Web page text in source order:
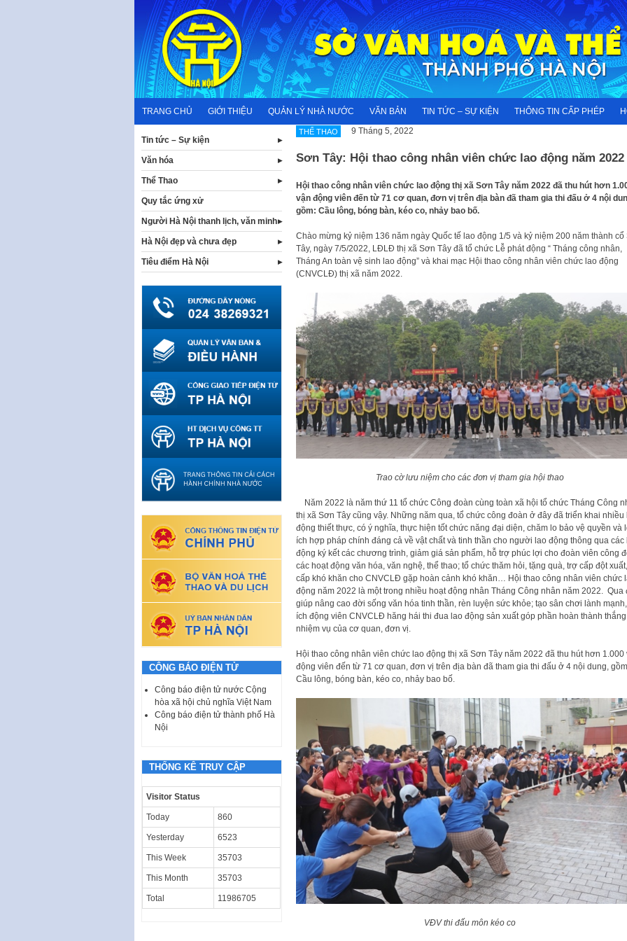
content
TRANG CHỦ GIỚI THIỆU QUẢN LÝ NHÀ NƯỚC VĂN BẢN TIN TỨC – SỰ KIỆN THÔNG TIN CẤP PHÉP
THỂ THAO 9 Tháng 5, 2022
Sơn Tây: Hội thao công nhân viên chức lao động năm 2022
Hội thao công nhân viên chức lao động thị xã Sơn Tây năm 2022 đã thu hút hơn
vận động viên đến từ 71 cơ quan, đơn vị trên địa bàn đã tham gia thi đấu ở 4 nội
gồm: Cầu lông, bóng bàn, kéo co, nhảy bao bố.
Chào mừng kỷ niệm 136 năm ngày Quốc tế lao động 1/5 và kỷ niệm 200 năm thành cổ
Tây, ngày 7/5/2022, LĐLĐ thị xã Sơn Tây đã tổ chức Lễ phát động “ Tháng công nhân,
Tháng An toàn vệ sinh lao động” và khai mạc Hội thao công nhân viên chức lao động
(CNVCLĐ) thị xã năm 2022.
Trao cờ lưu niệm cho các đơn vị tham gia hội thao
Năm 2022 là năm thứ 11 tổ chức Công đoàn cùng toàn xã hội tổ chức Tháng Công
thị xã Sơn Tây cũng vậy. Những năm qua, tổ chức công đoàn ở đây đã triển khai nhiều
động thiết thực, có ý nghĩa, thực hiện tốt chức năng đại diện, chăm lo bảo vệ quyền và
ích hợp pháp chính đáng cả về vật chất và tinh thần cho người lao động thông qua các
động ký kết các chương trình, giảm giá sản phẩm, hỗ trợ phúc lợi cho đoàn viên công
các hoạt động văn hóa, văn nghệ, thể thao; tổ chức thăm hỏi, tặng quà, trợ cấp đột
cấp khó khăn cho CNVCLĐ gặp hoàn cảnh khó khăn… Hội thao công nhân viên chức
động năm 2022 là một trong nhiều hoạt động nhân Tháng Công nhân năm 2022. Qua
giúp nâng cao đời sống văn hóa tinh thần, rèn luyện sức khỏe; tạo sân chơi lành
ích động viên CNVCLĐ hăng hái thi đua lao động sản xuất góp phần hoàn thành
nhiệm vụ của cơ quan, đơn vị.
Hội thao công nhân viên chức lao động thị xã Sơn Tây năm 2022 đã thu hút hơn 1.000
động viên đến từ 71 cơ quan, đơn vị trên địa bàn đã tham gia thi đấu ở 4 nội dung,
Cầu lông, bóng bàn, kéo co, nhảy bao bố.
VĐV thi đấu môn kéo co
Tin tức – Sự kiện
Văn hóa
Thể Thao
Quy tắc ứng xử
Người Hà Nội thanh lịch, văn minh
Hà Nội đẹp và chưa đẹp
Tiêu điểm Hà Nội
CÔNG BÁO ĐIỆN TỬ
Công báo điện tử nước Cộng
hòa xã hội chủ nghĩa Việt Nam
Công báo điện tử thành phố Hà
Nội
THỐNG KÊ TRUY CẬP
Visitor Status
Today 860
Yesterday 6523
This Week 35703
This Month 35703
Total 11986705